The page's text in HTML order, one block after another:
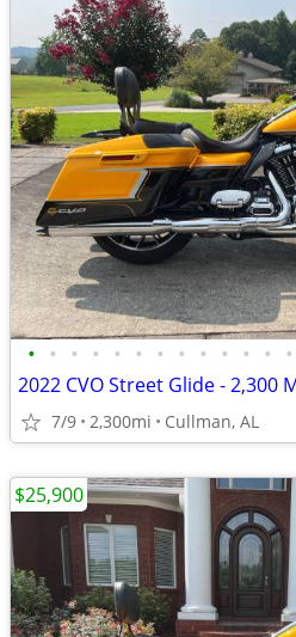
• • • • • • • • • • • • •
2022 CVO Street Glide - 2,300
7/9 2,300mi Cullman, AL
$25,900